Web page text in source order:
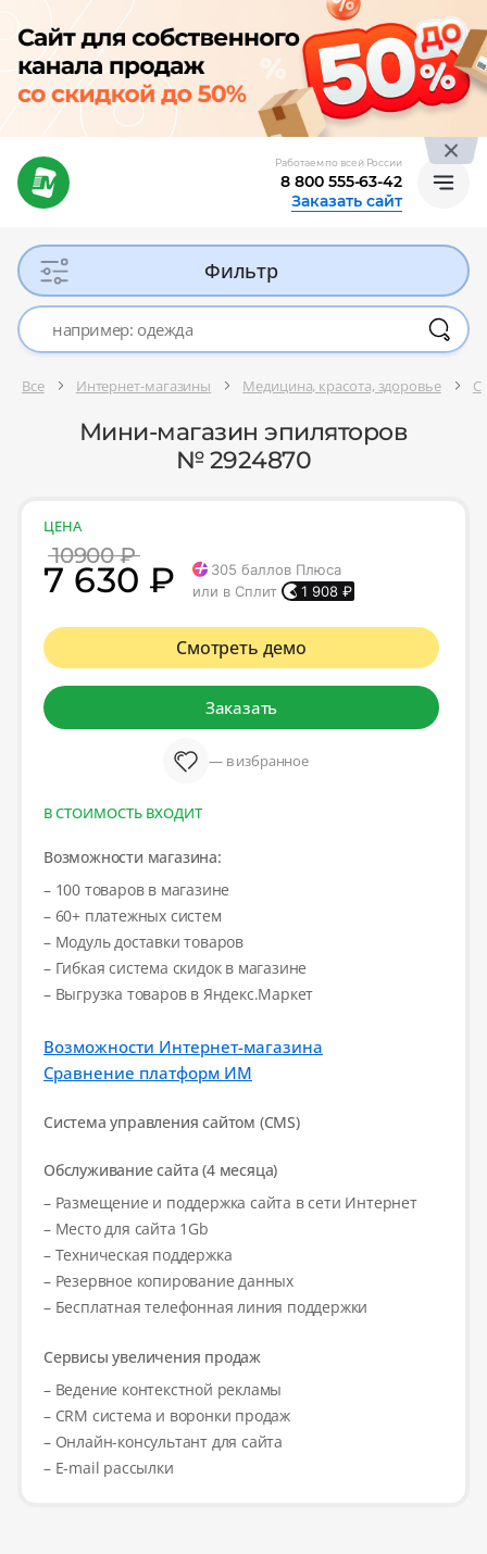
Работаем по всей России
8 800 555-63-42
Заказать сайт
Фильтр
Все Интернет-магазины Медицина, красота, здоровье
Мини-магазин эпиляторов
№ 2924870
ЦЕНА
10900 ₽
7 630 ₽ 305 баллов Плюса
или в Сплит
1 908 ₽
Смотреть демо
Заказать
— в избранное
В СТОИМОСТЬ ВХОДИТ
Возможности магазина:
– 100 товаров в магазине
– 60+ платежных систем
– Модуль доставки товаров
– Гибкая система скидок в магазине
– Выгрузка товаров в Яндекс.Маркет
Возможности Интернет-магазина
Сравнение платформ ИМ
Система управления сайтом (CMS)
Обслуживание сайта (4 месяца)
– Размещение и поддержка сайта в сети Интернет
– Место для сайта 1Gb
– Техническая поддержка
– Резервное копирование данных
– Бесплатная телефонная линия поддержки
Сервисы увеличения продаж
– Ведение контекстной рекламы
– CRM система и воронки продаж
– Онлайн-консультант для сайта
– E-mail рассылки